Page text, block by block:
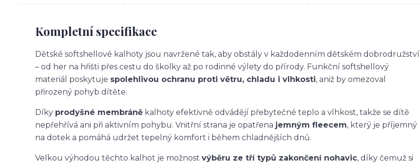
Kompletní specifikace
Dětské softshellové kalhoty jsou navržené tak, aby obstály v každodenním dětském dobrodružství
– od her na hřišti přes cestu do školky až po rodinné výlety do přírody. Funkční softshellový
materiál poskytuje spolehlivou ochranu proti větru, chladu i vlhkosti, aniž by omezoval
přirozený pohyb dítěte.
Díky prodyšné membráně kalhoty efektivně odvádějí přebytečné teplo a vlhkost, takže se dítě
nepřehřívá ani při aktivním pohybu. Vnitřní strana je opatřena jemným fleecem, který je příjemný
na dotek a pomáhá udržet tepelný komfort i během chladnějších dnů.
Velkou výhodou těchto kalhot je možnost výběru ze tří typů zakončení nohavic, díky čemuž si